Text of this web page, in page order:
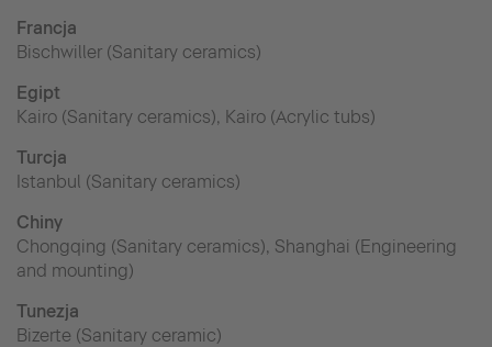
Francja
Bischwiller (Sanitary ceramics)
Egipt
Kairo (Sanitary ceramics), Kairo (Acrylic tubs)
Turcja
Istanbul (Sanitary ceramics)
Chiny
Chongqing (Sanitary ceramics), Shanghai (Engineering
and mounting)
Tunezja
Bizerte (Sanitary ceramic)